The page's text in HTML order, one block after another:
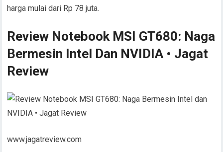
harga mulai dari Rp 78 juta.
Review Notebook MSI GT680: Naga
Bermesin Intel Dan NVIDIA • Jagat
Review
www.jagatreview.com